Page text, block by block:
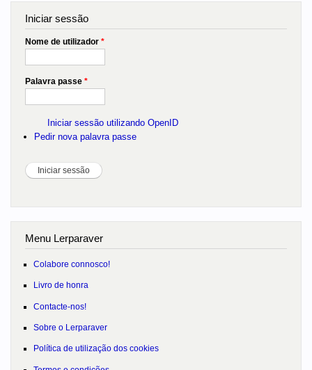
Iniciar sessão
Nome de utilizador *
Palavra passe *
Iniciar sessão utilizando OpenID
Pedir nova palavra passe
Menu Lerparaver
Colabore connosco!
Livro de honra
Contacte-nos!
Sobre o Lerparaver
Política de utilização dos cookies